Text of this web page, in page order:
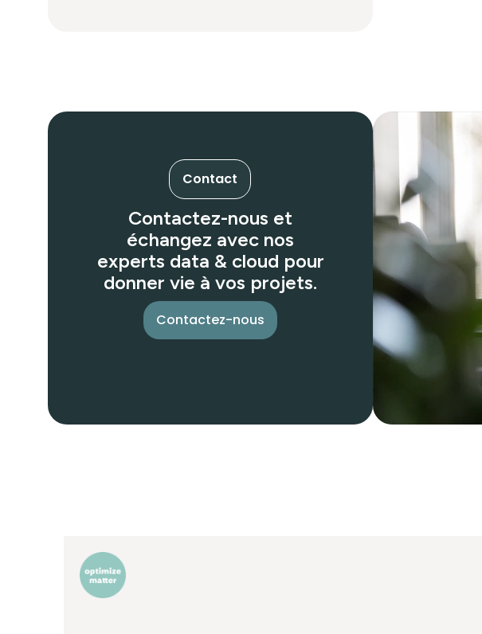
Contact
Contactez-nous et
échangez avec nos
experts data & cloud pour
donner vie à vos projets.
Contactez-nous